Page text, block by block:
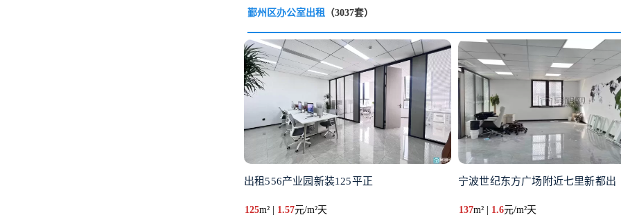
鄞州区办公室出租 （3037套）
出租556产业园新装125平正
125m² | 1.57元/m²天
宁波世纪东方广场附近七里新都出
137m² | 1.6元/m²天